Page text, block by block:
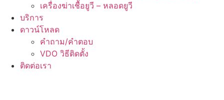
เครื่องฆ่าเชื้อยูวี – หลอดยูวี
บริการ
ดาวน์โหลด
คำถาม/คำตอบ
VDO วิธีติดตั้ง
ติดต่อเรา